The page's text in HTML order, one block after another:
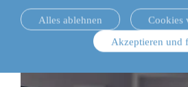
Alles ablehnen
Cookies
Akzeptieren und
neue